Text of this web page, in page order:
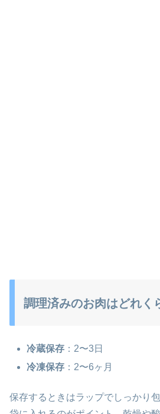
調理済みのお肉はどれく
冷蔵保存 ：2〜3日
冷凍保存 ：2〜6ヶ月
保存するときはラップでしっかり